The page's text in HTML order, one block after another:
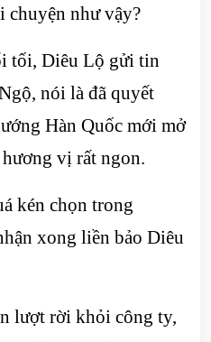
chuyện như vậy?
tối, Diêu Lộ gửi tin
nói là đã quyết
Hàn Quốc mới mở
vị rất ngon.
kén chọn trong
xong liền bảo Diêu
lượt rời khỏi công ty,